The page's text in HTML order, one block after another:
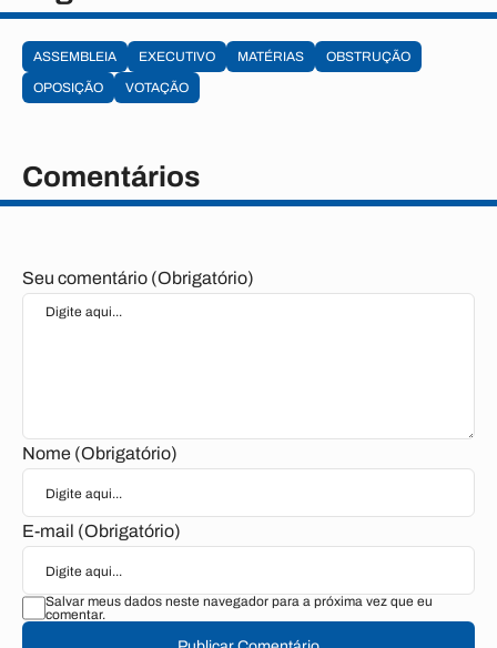
ASSEMBLEIA EXECUTIVO MATÉRIAS
OBSTRUÇÃO
OPOSIÇÃO
VOTAÇÃO
Comentários
Seu comentário (Obrigatório)
Nome (Obrigatório)
E-mail (Obrigatório)
Salvar meus dados neste navegador para a próxima vez que eu
comentar.